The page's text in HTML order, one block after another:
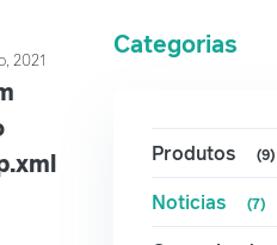
2021
Categorias
Produtos (9)
Noticias (7)